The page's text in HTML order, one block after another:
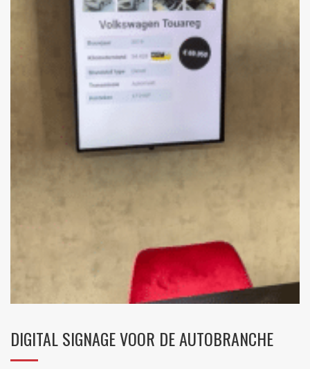
DIGITAL SIGNAGE VOOR DE AUTOBRANCHE